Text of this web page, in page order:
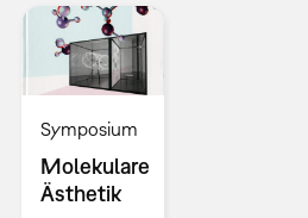
Symposium
Molekulare
Ästhetik